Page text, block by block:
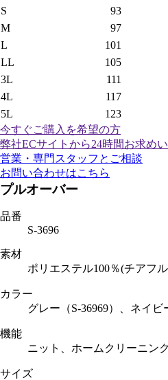
S
93
M
97
L
101
LL
105
3L
111
4L
117
5L
123
今すぐご購入 を希望の方
弊社ECサイトから24時間お求め
営業・専門スタッフとご相談
お問い合わせはこちら
プルオーバー
品番
S-3696
素材
ポリエステル100％(チアフ
カラー
グレー（S-36969）、ネイビ
機能
ニット、ホームクリーニン
サイズ